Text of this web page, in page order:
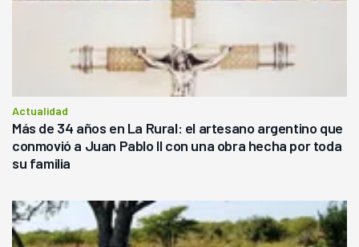
Actualidad
Más de 34 años en La Rural: el artesano argentino que
conmovió a Juan Pablo II con una obra hecha por toda
su familia